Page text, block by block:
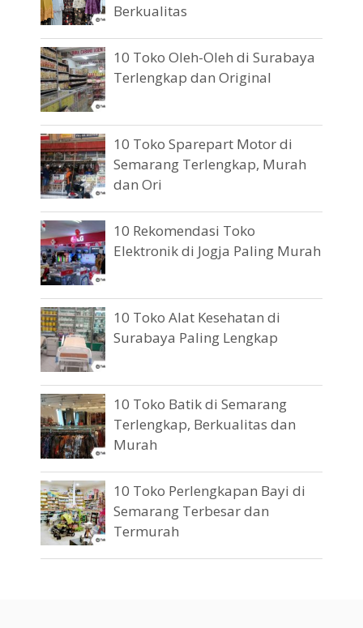
Berkualitas
10 Toko Oleh-Oleh di Surabaya
Terlengkap dan Original
10 Toko Sparepart Motor di
Semarang Terlengkap, Murah
dan Ori
10 Rekomendasi Toko
Elektronik di Jogja Paling Murah
10 Toko Alat Kesehatan di
Surabaya Paling Lengkap
10 Toko Batik di Semarang
Terlengkap, Berkualitas dan
Murah
10 Toko Perlengkapan Bayi di
Semarang Terbesar dan
Termurah